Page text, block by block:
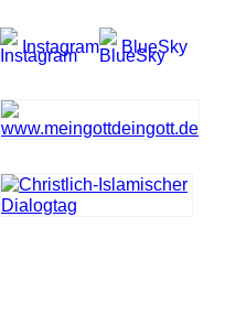
Instagram BlueSky